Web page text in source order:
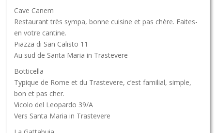
Cave Canem
Restaurant très sympa, bonne cuisine et pas chère. Faites-
en votre cantine.
Piazza di San Calisto 11
Au sud de Santa Maria in Trastevere
Botticella
Typique de Rome et du Trastevere, c’est familial, simple,
bon et pas cher.
Vicolo del Leopardo 39/A
Vers Santa Maria in Trastevere